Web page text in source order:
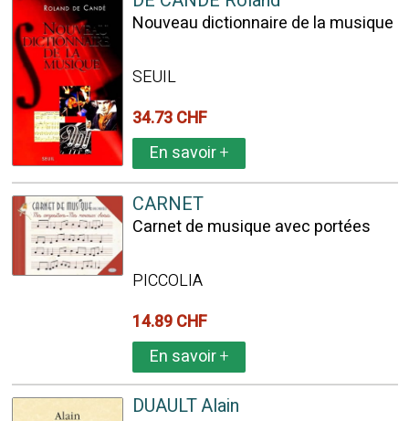
Nouveau dictionnaire de la musique
SEUIL
34.73 CHF
En savoir+
CARNET
Carnet de musique avec portées
PICCOLIA
14.89 CHF
En savoir+
DUAULT Alain